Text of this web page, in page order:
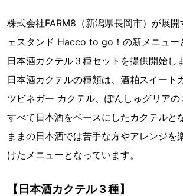
株式会社FARM8（新潟県長岡市）が展
ェスタンド Hacco to go！の新メニュー
日本酒カクテル３種セットを提供開始し
日本酒カクテルの種類は、酒粕スイート
ツビネガー カクテル、ぽんしゅグリアの
すべて日本酒をベースにしたカクテルと
ままの日本酒では苦手な方やアレンジを
けたメニューとなっています。
【日本酒カクテル３種】